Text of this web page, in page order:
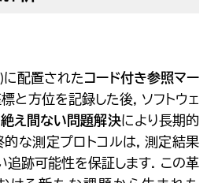
配置されたコード付き参照マー
と方位を記録した後，ソフトウェ
絶え間ない問題解決により長期的
な測定プロトコルは，測定結果
跡可能性を保証します． この革